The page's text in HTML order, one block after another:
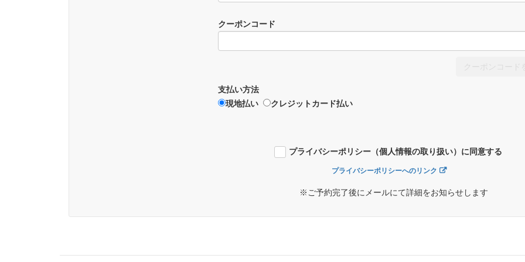
クーポンコード
支払い方法
現地払い
クレジットカード払い
プライバシーポリシー（個人情報の取り扱い）に同意する
プライバシーポリシーへのリンク
※ご予約完了後にメールにて詳細をお知らせします